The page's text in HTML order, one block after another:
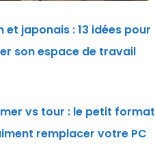
et japonais : 13 idées pour
son espace de travail
vs tour : le petit format
remplacer votre PC